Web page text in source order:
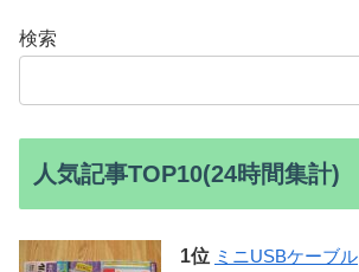
検索
人気記事TOP10(24時間集計)
ミニUSBケーブル